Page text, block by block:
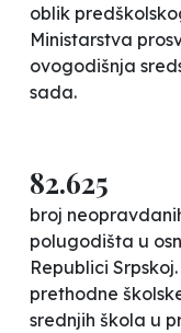
oblik
Ministarstva
ovogodišnja
sada.
82.625
broj
polugodišta u
Republici
prethodne
srednjih škola u